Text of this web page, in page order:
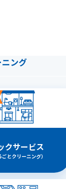
ング
クサービス
ごとクリーニング）